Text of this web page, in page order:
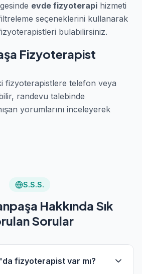
evde fizyoterapi hizmeti
seçeneklerini kullanarak
bulabilirsiniz.
Fizyoterapist
fizyoterapistlere telefon veya
randevu talebinde
yorumlarını inceleyerek
S.S.S.
Hakkında Sık
Sorular
fizyoterapist var mı?